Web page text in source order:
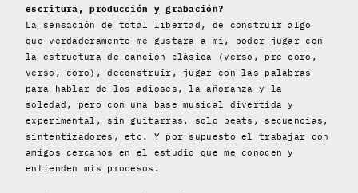
escritura, producción y grabación?
La sensación de total libertad, de construir algo
que verdaderamente me gustara a mi, poder jugar con
la estructura de canción clásica (verso, pre coro,
verso, coro), deconstruir, jugar con las palabras
para hablar de los adioses, la añoranza y la
soledad, pero con una base musical divertida y
experimental, sin guitarras, solo beats, secuencias,
sintentizadores, etc. Y por supuesto el trabajar con
amigos cercanos en el estudio que me conocen y
entienden mis procesos.